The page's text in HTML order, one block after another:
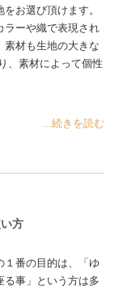
お選び頂けます。
ラーや織で表現され
素材も生地の大きな
、素材によって個性
...続きを読む
方
１番の目的は、「ゆ
る事」という方は多